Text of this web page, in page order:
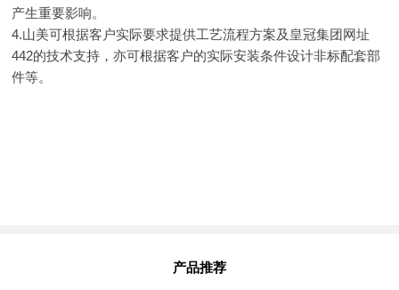
产生重要影响。
4.山美可根据客户实际要求提供工艺流程方案及皇冠集团网址
442的技术支持，亦可根据客户的实际安装条件设计非标配套部
件等。
产品推荐